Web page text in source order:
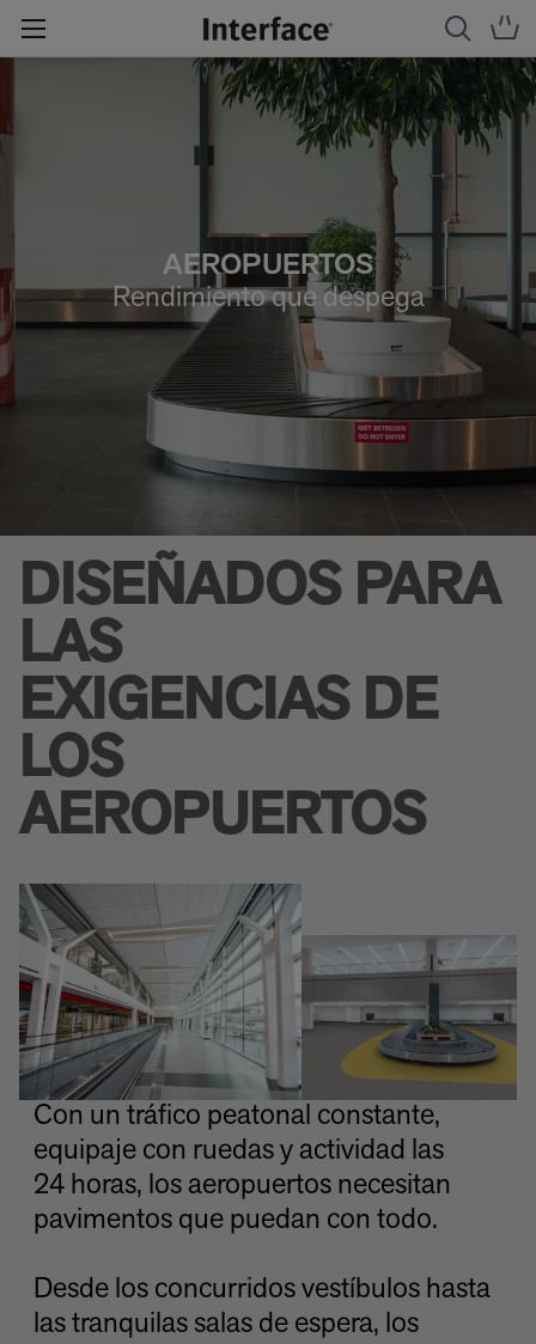
AEROPUERTOS
Rendimiento que despega
DISEÑADOS PARA
LAS
EXIGENCIAS DE
LOS
AEROPUERTOS
Con un tráfico peatonal constante,
equipaje con ruedas y actividad las
24 horas, los aeropuertos necesitan
pavimentos que puedan con todo.
Desde los concurridos vestíbulos hasta
las tranquilas salas de espera, los